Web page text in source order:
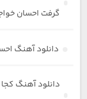
گرفت احسان
دانلود آهنگ
دانلود آهنگ